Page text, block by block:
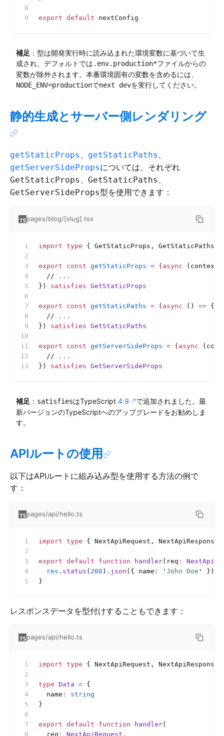
export default nextConfig
補足 ：型は開発実行時に読み込まれた環境変数に基づいて生
成され、デフォルトでは .env.production*ファイルからの
変数が除外されます。本番環境固有の変数を含めるには、
NODE_ENV=productionでnext devを実行してください。
静的生成とサーバー側レンダリング
getStaticProps 、 getStaticPaths 、
getServerSidePropsについては、それぞれ
GetStaticProps 、 GetStaticPaths 、
GetServerSideProps型を使用できます：
pages/blog/[slug].tsx
import type { GetStaticProps, GetStaticPaths,
export const getStaticProps = ( async
  //
...
}) satisfies GetStaticProps
export const getStaticPaths = ( async () => {
  //
...
}) satisfies GetStaticPaths
export const getServerSideProps = ( async
  //
...
}) satisfies GetServerSideProps
補足 ： satisfiesはTypeScript 4.9
で追加されました。最
新バージョンのTypeScriptへのアップグレードをお勧めしま
す。
APIルートの使用
以下はAPIルートに組み込み型を使用する方法の例で
す：
pages/api/hello.ts
import type { NextApiRequest,
export default function handler(req :
  res
. status ( 200 ). json ({ name : ' John Doe '
})
}
レスポンスデータを型付けすることもできます：
pages/api/hello.ts
import type { NextApiRequest,
type Data = {
  name
:
string
}
export default function handler(
  req
: NextApiRequest ,